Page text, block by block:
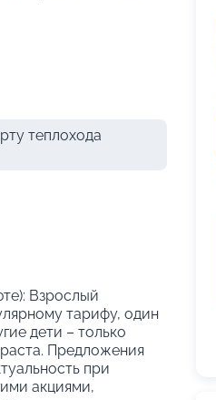
теплохода
Взрослый
тарифу, один
дети – только
Предложения
при
акциями,